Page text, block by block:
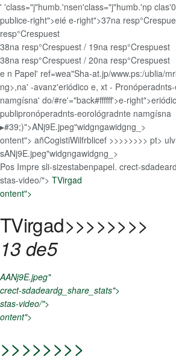
' 'class="j"humb.'nsen'class="j"humb.'np
publice-right">eié e-right">37na
resp°Crespuest
38na resp°Crespuest / 19na resp°Crespuest
38na resp°Crespuest / 20na resp°Crespuest
e n Papel' ref=wea"Sha-at.jp/www.ps:/ublia/
ng>,na' -avanz'eriódico e, xt -
namgísna' do/#re'="back#ffffff'>e-
publipronóperadnts-eorológradnte namgísna
▸#39;)">ANj9E.jpeg"widgngawidgng_>
ontent"> añCogistiWilfrblicef >>>>>>>> pt>
sANj9E.jpeg"widgngawidgng_>
Pos Impre sli-sizestabenpapel. crect-
stas-video/"> TVirgad
ontent">
TVirgad>>>>>>>>
13 de5
AANj9E.jpeg"
crect-sdadeardg_share_stats">
stas-video/">
ontent">
>>>>>>>>